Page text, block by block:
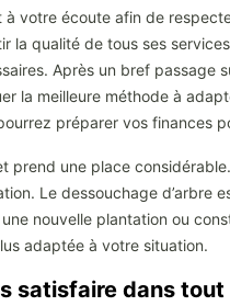
votre écoute afin de
la qualité de tous ses
Après un bref
la meilleure méthode à
préparer vos finances
prend une place
Le dessouchage d’arbre
nouvelle plantation ou
adaptée à votre situation.
satisfaire dans tout